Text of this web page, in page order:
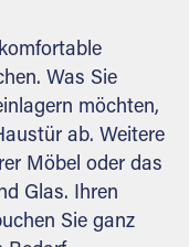
Was Sie
möchten,
ab. Weitere
Möbel oder das
Glas. Ihren
Sie ganz